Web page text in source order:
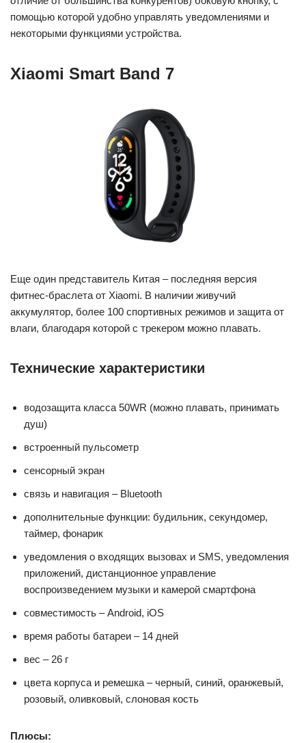
помощью которой удобно управлять уведомлениями и
некоторыми функциями устройства.
Xiaomi Smart Band 7
Еще один представитель Китая – последняя версия
фитнес-браслета от Xiaomi. В наличии живучий
аккумулятор, более 100 спортивных режимов и защита от
влаги, благодаря которой с трекером можно плавать.
Технические характеристики
водозащита класса 50WR (можно плавать, принимать
душ)
встроенный пульсометр
сенсорный экран
связь и навигация – Bluetooth
дополнительные функции: будильник, секундомер,
таймер, фонарик
уведомления о входящих вызовах и SMS, уведомления
приложений, дистанционное управление
воспроизведением музыки и камерой смартфона
совместимость – Android, iOS
время работы батареи – 14 дней
вес – 26 г
цвета корпуса и ремешка – черный, синий, оранжевый,
розовый, оливковый, слоновая кость
Плюсы: